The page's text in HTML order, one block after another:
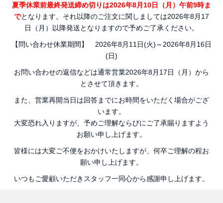
夏季休業前最終発送締め切りは2026年8月10日（月）午前9時ま
でとなります。それ以降のご注文に関しましては2026年8月17
日（月）以降発送となりますので予めご了承ください。
【問い合わせ休業期間】 2026年8月11日(火)～2026年8月16日
(日)
お問い合わせの返信などは通常営業2026年8月17日（月）から
とさせて頂きます。
また、営業再開当日は回答までにお時間をいただく場合がござ
います。
大変恐れ入りますが、予めご理解ならびにご了承賜りますよう
お願い申し上げます。
皆様には大変ご不便をおかけいたしますが、何卒ご理解の程お
願い申し上げます。
いつもご愛顧いただきスタッフ一同心から感謝申し上げます。